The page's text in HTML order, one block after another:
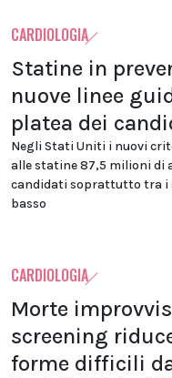
CARDIOLOGIA
Statine in
nuove linee
platea dei
Negli Stati Uniti i nuovi
alle statine 87,5 milioni di
candidati soprattutto tra i
basso
CARDIOLOGIA
Morte
screening
forme difficili